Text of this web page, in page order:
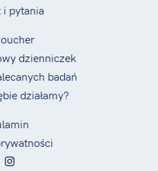
i pytania
dzienniczek
badań
działamy?